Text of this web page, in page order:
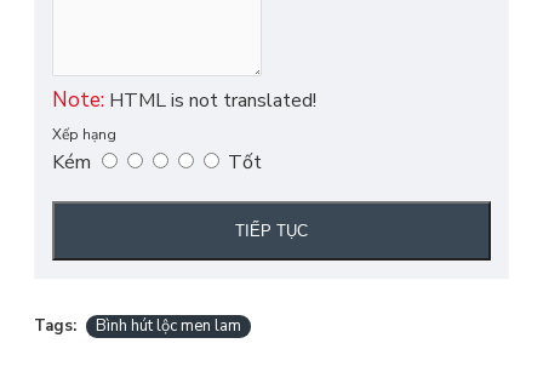
Note: HTML is not translated!
Xếp hạng
Kém Tốt
TIẾP TỤC
Tags: Bình hút lộc men lam